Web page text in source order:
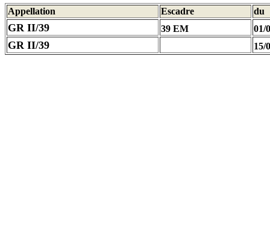
Appellation Escadre du
GR II/39 39 EM 01/
GR II/39 15/